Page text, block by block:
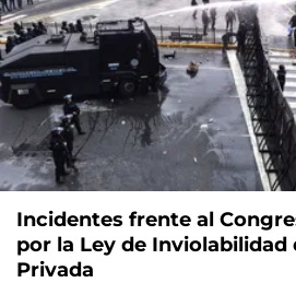
Incidentes frente al
por la Ley de Inviolabilidad
Privada